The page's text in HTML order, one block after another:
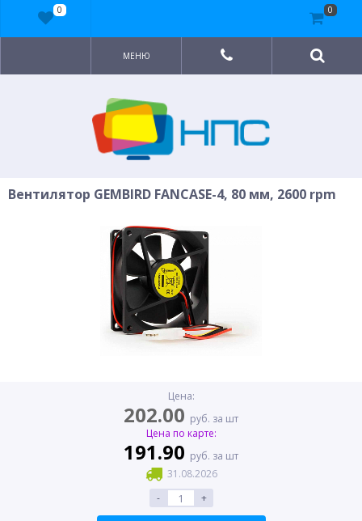
МЕНЮ
Вентилятор GEMBIRD FANCASE-4, 80 мм, 2600 rpm
Цена:
202.00 руб. за шт
Цена по карте:
191.90 руб. за шт
31.08.2026
-
+
0 0